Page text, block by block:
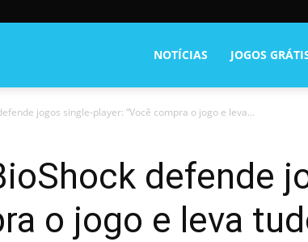
NOTÍCIAS JOGOS
jogos single-player: “Você compra o jogo e leva...
defende
o jogo e leva